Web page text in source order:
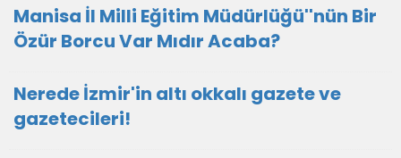
Manisa İl Milli Eğitim Müdürlüğü''nün Bir
Özür Borcu Var Mıdır Acaba?
Nerede İzmir'in altı okkalı gazete ve
gazetecileri!